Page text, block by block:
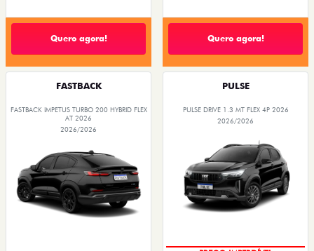
Quero agora! Quero agora!
FASTBACK
FASTBACK IMPETUS TURBO 200 HYBRID FLEX
AT 2026
2026/2026
PULSE
PULSE DRIVE 1.3 MT FLEX 4P 2026
2026/2026